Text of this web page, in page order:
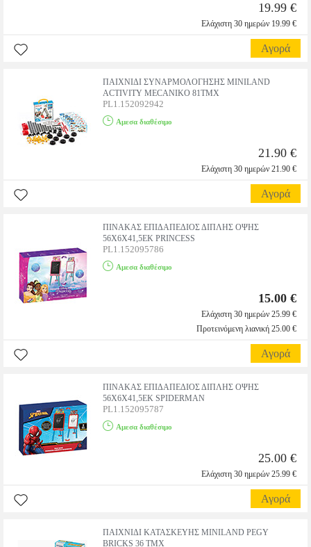
19.99 €
Ελάχιστη 30 ημερών 19.99 €
Αγορά
ΠΑΙΧΝΙΔΙ ΣΥΝΑΡΜΟΛΟΓΗΣΗΣ MINILAND
ACTIVITY MECANIKO 81ΤΜΧ
PL1.152092942
Αμεσα διαθέσιμο
21.90 €
Ελάχιστη 30 ημερών 21.90 €
Αγορά
ΠΙΝΑΚΑΣ ΕΠΙΔΑΠΕΔΙΟΣ ΔΙΠΛΗΣ ΟΨΗΣ
56Χ6Χ41,5ΕΚ PRINCESS
PL1.152095786
Αμεσα διαθέσιμο
15.00 €
Ελάχιστη 30 ημερών 25.99 €
Προτεινόμενη λιανική 25.00 €
Αγορά
ΠΙΝΑΚΑΣ ΕΠΙΔΑΠΕΔΙΟΣ ΔΙΠΛΗΣ ΟΨΗΣ
56Χ6Χ41,5ΕΚ SPIDERMAN
PL1.152095787
Αμεσα διαθέσιμο
25.00 €
Ελάχιστη 30 ημερών 25.99 €
Αγορά
ΠΑΙΧΝΙΔΙ ΚΑΤΑΣΚΕΥΗΣ MINILAND PEGY
BRICKS 36 ΤΜΧ